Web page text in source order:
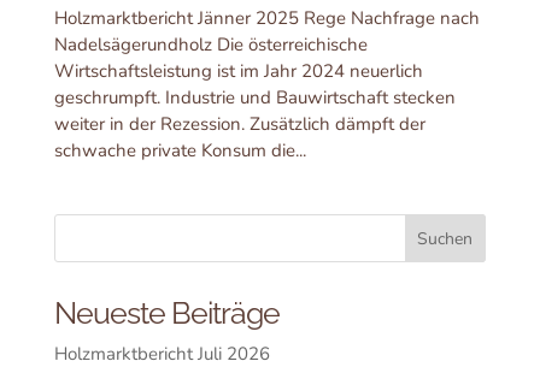
Holzmarktbericht Jänner 2025 Rege Nachfrage nach
Nadelsägerundholz Die österreichische
Wirtschaftsleistung ist im Jahr 2024 neuerlich
geschrumpft. Industrie und Bauwirtschaft stecken
weiter in der Rezession. Zusätzlich dämpft der
schwache private Konsum die...
Neueste Beiträge
Holzmarktbericht Juli 2026